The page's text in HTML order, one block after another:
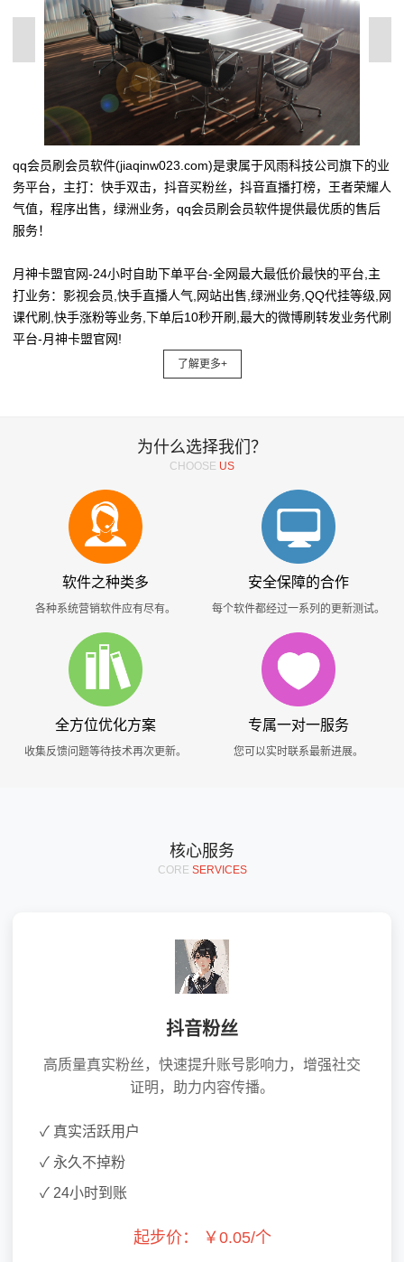
qq会员刷会员软件(jiaqinw023.com)是隶属于风雨科技公司旗下的业
务平台，主打：快手双击，抖音买粉丝，抖音直播打榜，王者荣耀人
气值，程序出售，绿洲业务，qq会员刷会员软件提供最优质的售后
服务！
月神卡盟官网-24小时自助下单平台-全网最大最低价最快的平台,主
打业务：影视会员,快手直播人气,网站出售,绿洲业务,QQ代挂等级,网
课代刷,快手涨粉等业务,下单后10秒开刷,最大的微博刷转发业务代刷
平台-月神卡盟官网!
了解更多+
为什么选择我们？
CHOOSE US
软件之种类多
各种系统营销软件应有尽有。
安全保障的合作
每个软件都经过一系列的更新测试。
全方位优化方案
收集反馈问题等待技术再次更新。
专属一对一服务
您可以实时联系最新进展。
核心服务
CORE SERVICES
抖音粉丝
高质量真实粉丝，快速提升账号影响力，增强社交
证明，助力内容传播。
✓ 真实活跃用户
✓ 永久不掉粉
✓ 24小时到账
起步价： ￥0.05/个